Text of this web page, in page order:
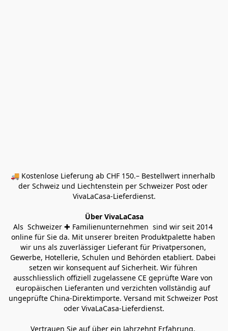
🚚 Kostenlose Lieferung ab CHF 150.– Bestellwert innerhalb
der Schweiz und Liechtenstein per Schweizer Post oder
VivaLaCasa-Lieferdienst.
Über VivaLaCasa
Als  Schweizer ✚ Familienunternehmen  sind wir seit 2014
online für Sie da. Mit unserer breiten Produktpalette haben
wir uns als zuverlässiger Lieferant für Privatpersonen,
Gewerbe, Hotellerie, Schulen und Behörden etabliert. Dabei
setzen wir konsequent auf Sicherheit. Wir führen
ausschliesslich offiziell zugelassene CE geprüfte Ware von
europäischen Lieferanten und verzichten vollständig auf
ungeprüfte China-Direktimporte. Versand mit Schweizer Post
oder VivaLaCasa-Lieferdienst.
Vertrauen Sie auf über ein Jahrzehnt Erfahrung,